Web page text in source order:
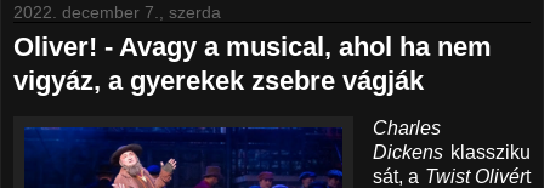
2022. december 7., szerda
Oliver! - Avagy a musical, ahol ha nem
vigyáz, a gyerekek zsebre vágják
Charles
Dickensklassziku
sát, a Twist Olivért